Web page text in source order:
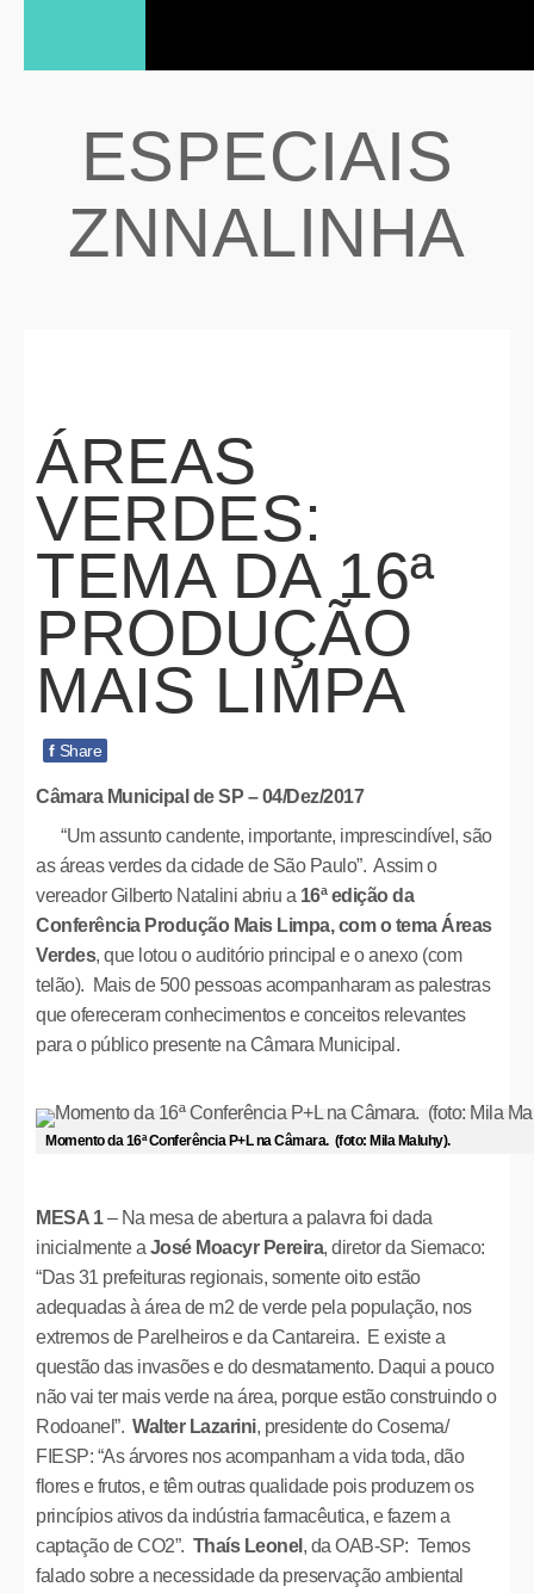
ESPECIAIS
ZNNALINHA
ÁREAS
VERDES:
TEMA DA 16ª
PRODUÇÃO
MAIS LIMPA
f Share
Câmara Municipal de SP – 04/Dez/2017
“Um assunto candente, importante, imprescindível, são
as áreas verdes da cidade de São Paulo”. Assim o
vereador Gilberto Natalini abriu a 16ª edição da
Conferência Produção Mais Limpa, com o tema Áreas
Verdes, que lotou o auditório principal e o anexo (com
telão). Mais de 500 pessoas acompanharam as palestras
que ofereceram conhecimentos e conceitos relevantes
para o público presente na Câmara Municipal.
Momento da 16ª Conferência P+L na Câmara. (foto: Mila Maluhy).
MESA 1– Na mesa de abertura a palavra foi dada
inicialmente a José Moacyr Pereira, diretor da Siemaco:
“Das 31 prefeituras regionais, somente oito estão
adequadas à área de m2 de verde pela população, nos
extremos de Parelheiros e da Cantareira. E existe a
questão das invasões e do desmatamento. Daqui a pouco
não vai ter mais verde na área, porque estão construindo o
Rodoanel”. Walter Lazarini, presidente do Cosema/
FIESP: “As árvores nos acompanham a vida toda, dão
flores e frutos, e têm outras qualidade pois produzem os
princípios ativos da indústria farmacêutica, e fazem a
captação de CO2”. Thaís Leonel , da OAB-SP: Temos
falado sobre a necessidade da preservação ambiental